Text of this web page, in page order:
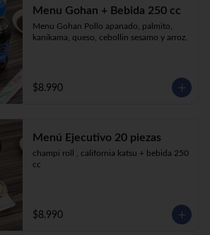
Menu Gohan + Bebida 250 cc
Menu Gohan Pollo apanado, palmito,
kanikama, queso, cebollin sesamo y arroz.
$8.990
Menú Ejecutivo 20 piezas
champi roll , california katsu + bebida 250
cc
$8.990